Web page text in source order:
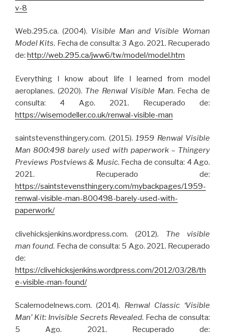
v-8
Web.295.ca. (2004). Visible Man and Visible Woman
Model Kits. Fecha de consulta: 3 Ago. 2021. Recuperado
de: http://web.295.ca/jww6/tw/model/model.htm
Everything I know about life I learned from model
aeroplanes. (2020). The Renwal Visible Man. Fecha de
consulta: 4 Ago. 2021. Recuperado de:
https://wisemodeller.co.uk/renwal-visible-man
saintstevensthingery.com. (2015). 1959 Renwal Visible
Man 800:498 barely used with paperwork – Thingery
Previews Postviews & Music. Fecha de consulta: 4 Ago.
2021. Recuperado de:
https://saintstevensthingery.com/mybackpages/1959-
renwal-visible-man-800498-barely-used-with-
paperwork/
clivehicksjenkins.wordpress.com. (2012). The visible
man found. Fecha de consulta: 5 Ago. 2021. Recuperado
de:
https://clivehicksjenkins.wordpress.com/2012/03/28/th
e-visible-man-found/
Scalemodelnews.com. (2014). Renwal Classic ‘Visible
Man’ Kit: Invisible Secrets Revealed. Fecha de consulta:
5 Ago. 2021. Recuperado de: